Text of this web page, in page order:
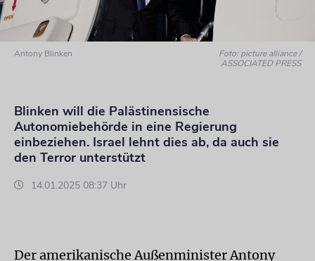
Antony Blinken
Foto: picture alliance /
ASSOCIATED PRESS
Blinken will die Palästinensische
Autonomiebehörde in eine Regierung
einbeziehen. Israel lehnt dies ab, da auch sie
den Terror unterstützt
14.01.2025 08:37 Uhr
Der amerikanische Außenminister Antony